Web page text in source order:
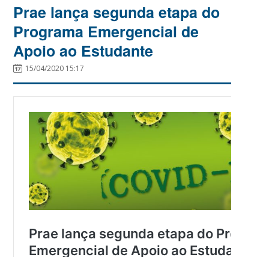
Prae lança segunda etapa do
Programa Emergencial de
Apoio ao Estudante
15/04/2020 15:17